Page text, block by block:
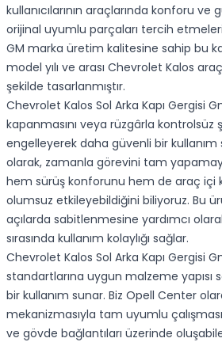
kullanıcılarının araçlarında konforu
orijinal uyumlu parçaları tercih
GM marka üretim kalitesine sahip bu
model yılı ve arası Chevrolet Kalos
şekilde tasarlanmıştır.
Chevrolet Kalos Sol Arka Kapı Gergisi
kapanmasını veya rüzgârla kontrolsüz
engelleyerek daha güvenli bir kullanım
olarak, zamanla görevini tam
hem sürüş konforunu hem de araç içi
olumsuz etkileyebildiğini biliyoruz. Bu
açılarda sabitlenmesine yardımcı
sırasında kullanım kolaylığı sağlar.
Chevrolet Kalos Sol Arka Kapı Gergisi
standartlarına uygun malzeme yapısı
bir kullanım sunar. Biz Opell Center
mekanizmasıyla tam uyumlu
ve gövde bağlantıları üzerinde